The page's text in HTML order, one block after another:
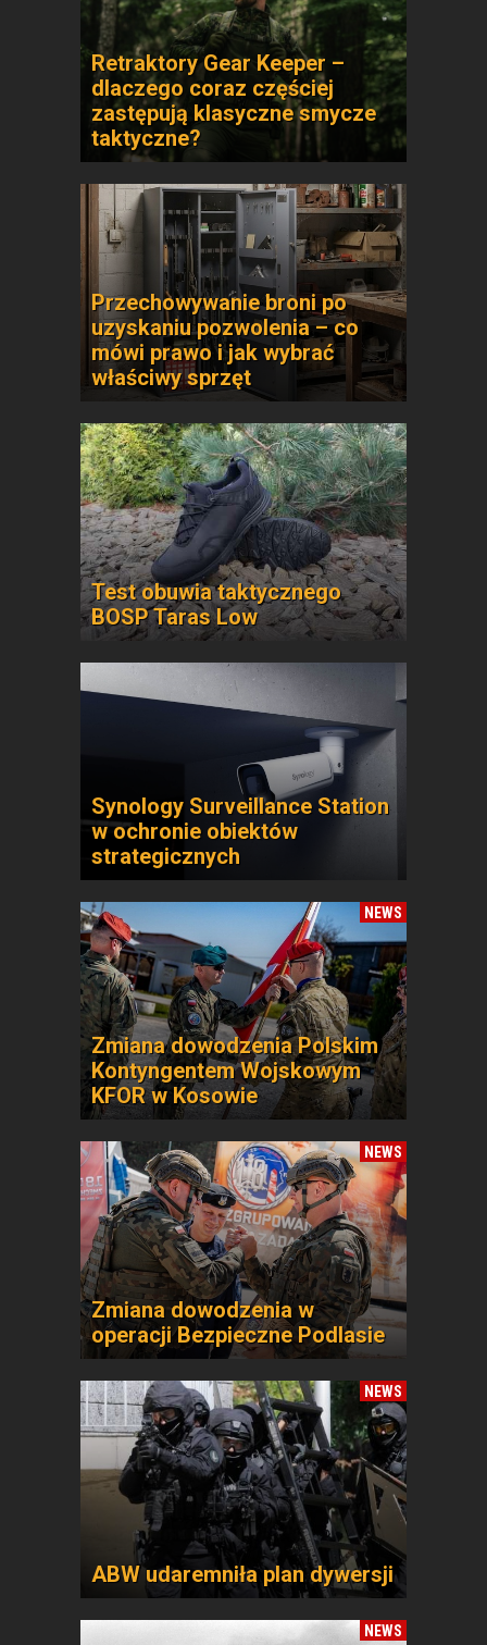
Retraktory Gear Keeper –
dlaczego coraz częściej
zastępują klasyczne smycze
taktyczne?
Przechowywanie broni po
uzyskaniu pozwolenia – co
mówi prawo i jak wybrać
właściwy sprzęt
Test obuwia taktycznego
BOSP Taras Low
Synology Surveillance Station
w ochronie obiektów
strategicznych
NEWS
Zmiana dowodzenia Polskim
Kontyngentem Wojskowym
KFOR w Kosowie
NEWS
Zmiana dowodzenia w
operacji Bezpieczne Podlasie
NEWS
ABW udaremniła plan dywersji
NEWS